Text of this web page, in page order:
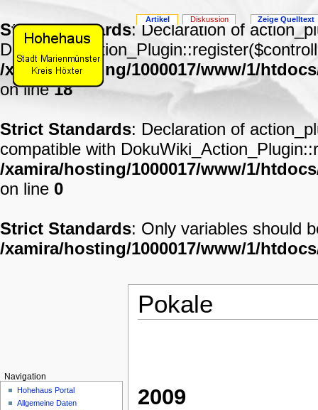
Strict Standards: Declaration of
/xamira/hosting/1000017/www/1/
on line18
Strict Standards: Declaration of
compatible with
/xamira/hosting/1000017/www/1/
on line 0
Strict Standards: Only variables should
/xamira/hosting/1000017/www/1/
Pokale
2009
Artikel Diskussion Zeige Quelltext
Navigation
Hohehaus Portal
Allgemeine Daten